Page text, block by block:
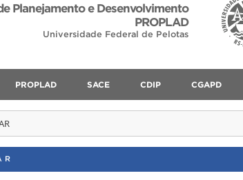
Planejamento e Desenvolvimento
PROPLAD
Universidade Federal de Pelotas
PROPLAD SACE CDIP CGAPD